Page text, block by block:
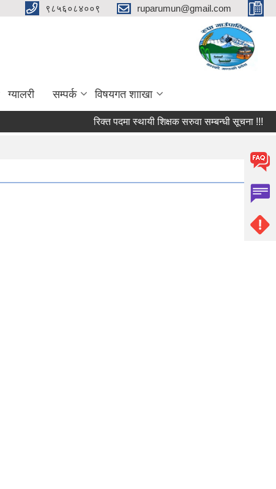
९८५६०८४००९ ruparumun@gmail.com
ग्यालरी सम्पर्क विषयगत शााखा
रिक्त पदमा स्थायी शिक्षक सरुवा सम्बन्धी सूचना !!! फर्म